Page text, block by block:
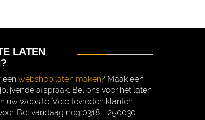
LATEN
een webshop laten maken? Maak een
afspraak. Bel ons voor het laten
uw website. Vele tevreden klanten
Bel vandaag nog 0318 - 250030